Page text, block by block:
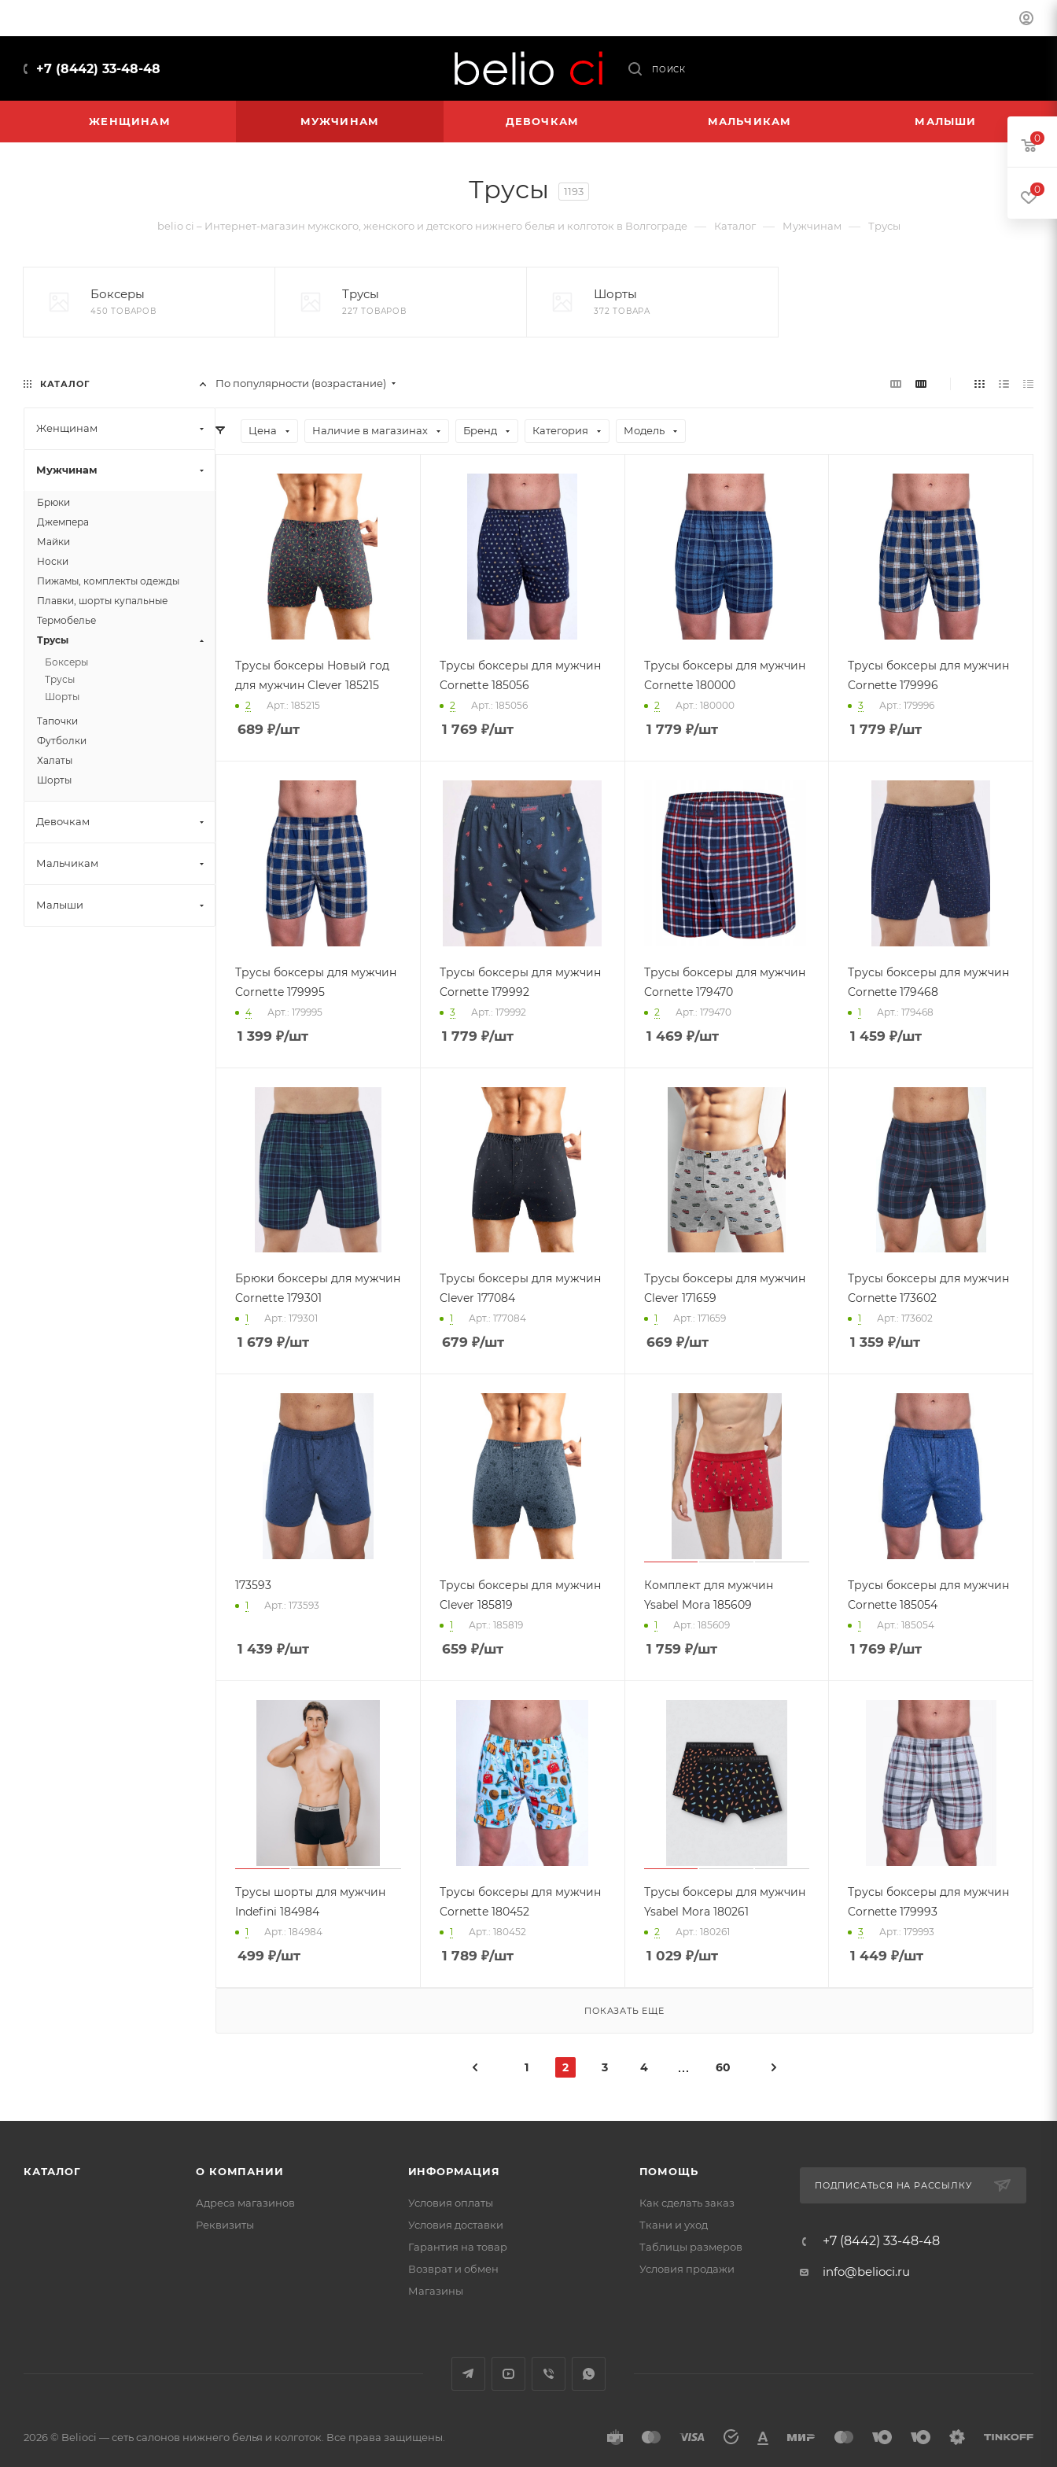
+7 (8442) 33-48-48 ПОИСК
ЖЕНЩИНАМ МУЖЧИНАМ ДЕВОЧКАМ МАЛЬЧИКАМ МАЛЫШИ
Трусы 1193
belio ci – Интернет-магазин мужского, женского и детского нижнего белья и колготок в Волгограде — Каталог — Мужчинам — Трусы
Боксеры
450 ТОВАРОВ
Трусы
227 ТОВАРОВ
Шорты
372 ТОВАРА
По популярности (возрастание)
Цена Наличие в магазинах Бренд Категория Модель
Трусы боксеры Новый год
для мужчин Clever 185215
2 Арт.: 185215
689 ₽/шт
Трусы боксеры для мужчин
Cornette 185056
2 Арт.: 185056
1 769 ₽/шт
Трусы боксеры для мужчин
Cornette 180000
2 Арт.: 180000
1 779 ₽/шт
Трусы боксеры для мужчин
Cornette 179996
3 Арт.: 179996
1 779 ₽/шт
Трусы боксеры для мужчин
Cornette 179995
4 Арт.: 179995
1 399 ₽/шт
Трусы боксеры для мужчин
Cornette 179992
3 Арт.: 179992
1 779 ₽/шт
Трусы боксеры для мужчин
Cornette 179470
2 Арт.: 179470
1 469 ₽/шт
Трусы боксеры для мужчин
Cornette 179468
1 Арт.: 179468
1 459 ₽/шт
Брюки боксеры для мужчин
Cornette 179301
1 Арт.: 179301
1 679 ₽/шт
Трусы боксеры для мужчин
Clever 177084
1 Арт.: 177084
679 ₽/шт
Трусы боксеры для мужчин
Clever 171659
1 Арт.: 171659
669 ₽/шт
Трусы боксеры для мужчин
Cornette 173602
1 Арт.: 173602
1 359 ₽/шт
173593
1 Арт.: 173593
1 439 ₽/шт
Трусы боксеры для мужчин
Clever 185819
1 Арт.: 185819
659 ₽/шт
Комплект для мужчин
Ysabel Mora 185609
1 Арт.: 185609
1 759 ₽/шт
Трусы боксеры для мужчин
Cornette 185054
1 Арт.: 185054
1 769 ₽/шт
Трусы шорты для мужчин
Indefini 184984
1 Арт.: 184984
499 ₽/шт
Трусы боксеры для мужчин
Cornette 180452
1 Арт.: 180452
1 789 ₽/шт
Трусы боксеры для мужчин
Ysabel Mora 180261
2 Арт.: 180261
1 029 ₽/шт
Трусы боксеры для мужчин
Cornette 179993
3 Арт.: 179993
1 449 ₽/шт
ПОКАЗАТЬ ЕЩЕ
1 2 3 4 60
КАТАЛОГ
Женщинам
Мужчинам
Брюки
Джемпера
Майки
Носки
Пижамы, комплекты одежды
Плавки, шорты купальные
Термобелье
Трусы
Боксеры
Трусы
Шорты
Тапочки
Футболки
Халаты
Шорты
Девочкам
Мальчикам
Малыши
КАТАЛОГ О КОМПАНИИ
Адреса магазинов
Реквизиты
ИНФОРМАЦИЯ
Условия оплаты
Условия доставки
Гарантия на товар
Возврат и обмен
Магазины
ПОМОЩЬ
Как сделать заказ
Ткани и уход
Таблицы размеров
Условия продажи
ПОДПИСАТЬСЯ НА РАССЫЛКУ
+7 (8442) 33-48-48
info@belioci.ru
2026 © Belioci — сеть салонов нижнего белья и колготок. Все права защищены.
0
0